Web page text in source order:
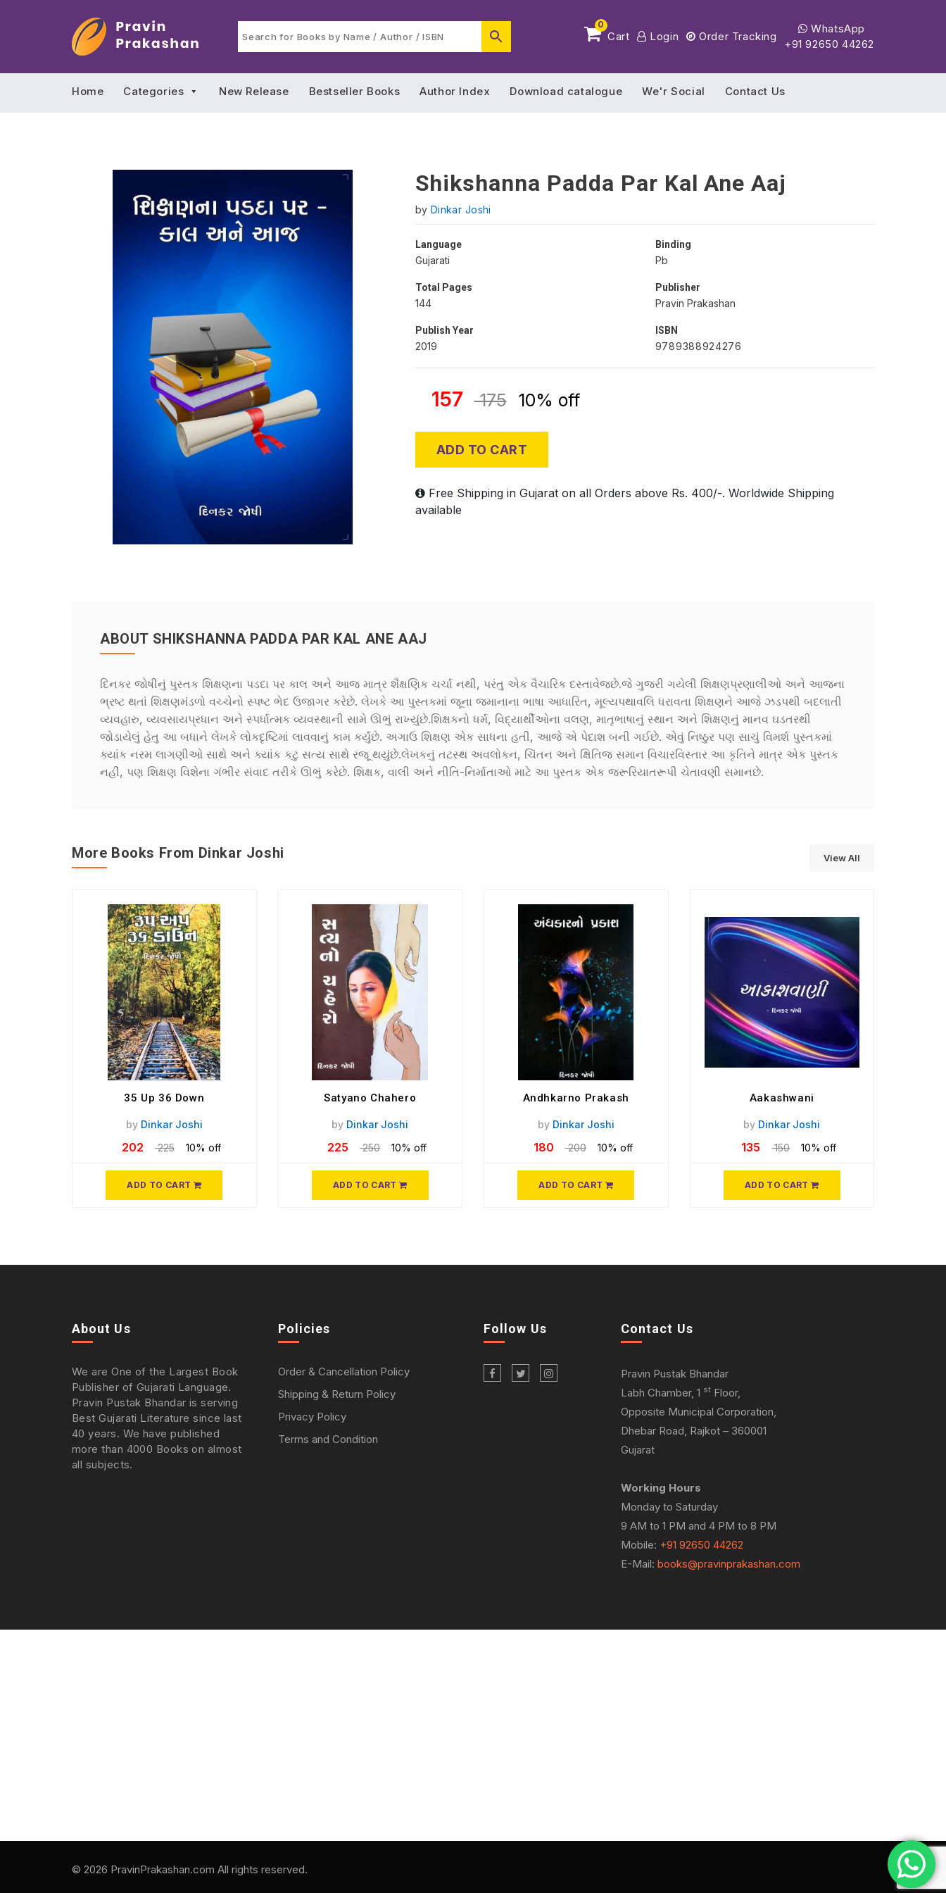
0
Cart Login Order Tracking
WhatsApp
+91 92650 44262
Home Categories New Release Bestseller Books Author Index Download catalogue We'r Social Contact Us
Shikshanna Padda Par Kal Ane Aaj
by Dinkar Joshi
Language
Gujarati
Binding
Pb
Total Pages
144
Publisher
Pravin Prakashan
Publish Year
2019
ISBN
9789388924276
157 175 10% off
ADD TO CART
Free Shipping in Gujarat on all Orders above Rs. 400/-. Worldwide Shipping
available
ABOUT SHIKSHANNA PADDA PAR KAL ANE AAJ
દિનકર જોષીનું પુસ્તક શિક્ષણના પડદા પર કાલ અને આજ માત્ર શૈક્ષણિક ચર્ચા નથી, પરંતુ એક વૈચારિક દસ્તાવેજછે.જે ગુજરી ગયેલી શિક્ષણપ્રણાલીઓ અને આજના
ભ્રષ્ટ થતાં શિક્ષણમંડળો વચ્ચેનો સ્પષ્ટ ભેદ ઉજાગર કરેછે. લેખકે આ પુસ્તકમાં જૂના જમાનાના ભાષા આધારિત, મૂલ્યપથાવલિ ધરાવતા શિક્ષણને આજે ઝડપથી બદલાતી
વ્યવહારુ, વ્યવસાયપ્રધાન અને સ્પર્ધાત્મક વ્યવસ્થાની સામે ઊભું રાખ્યુંછે.શિક્ષકનો ધર્મ, વિદ્યાર્થીઓના વલણ, માતૃભાષાનું સ્થાન અને શિક્ષણનું માનવ ઘડતરથી
જોડાયેલું હેતુ આ બધાને લેખકે લોકદૃષ્ટિમાં લાવવાનું કામ કર્યુંછે. અગાઉ શિક્ષણ એક સાધના હતી, આજે એ પેદાશ બની ગઈછે. એવું નિષ્ઠુર પણ સાચું વિમર્શ પુસ્તકમાં
ક્યાંક નરમ લાગણીઓ સાથે અને ક્યાંક કટુ સત્ય સાથે રજૂ થયુંછે.લેખકનું તટસ્થ અવલોકન, ચિંતન અને ક્ષિતિજ સમાન વિચારવિસ્તાર આ કૃતિને માત્ર એક પુસ્તક
નહીં, પણ શિક્ષણ વિશેના ગંભીર સંવાદ તરીકે ઊભું કરેછે. શિક્ષક, વાલી અને નીતિ-નિર્માતાઓ માટે આ પુસ્તક એક જરૂરિયાતરૂપી ચેતાવણી સમાનછે.
More Books From Dinkar Joshi View All
35 Up 36 Down
by Dinkar Joshi
202 225 10% off
ADD TO CART
Satyano Chahero
by Dinkar Joshi
225 250 10% off
ADD TO CART
Andhkarno Prakash
by Dinkar Joshi
180 200 10% off
ADD TO CART
Aakashwani
by Dinkar Joshi
135 150 10% off
ADD TO CART
About Us
We are One of the Largest Book
Publisher of Gujarati Language.
Pravin Pustak Bhandar is serving
Best Gujarati Literature since last
40 years. We have published
more than 4000 Books on almost
all subjects.
Policies
Order & Cancellation Policy
Shipping & Return Policy
Privacy Policy
Terms and Condition
Follow Us Contact Us
Pravin Pustak Bhandar
Labh Chamber, 1 st Floor,
Opposite Municipal Corporation,
Dhebar Road, Rajkot – 360001
Gujarat
Working Hours
Monday to Saturday
9 AM to 1 PM and 4 PM to 8 PM
Mobile: +91 92650 44262
E-Mail: books@pravinprakashan.com
© 2026 PravinPrakashan.com All rights reserved.